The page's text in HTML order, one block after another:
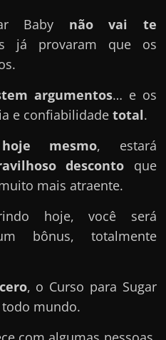
Baby não vai te
já provaram que os
argumentos… e os
e confiabilidadetotal.
hoje mesmo, estará
desconto que
mais atraente.
hoje, você será
bônus, totalmente
, o Curso para Sugar
mundo.